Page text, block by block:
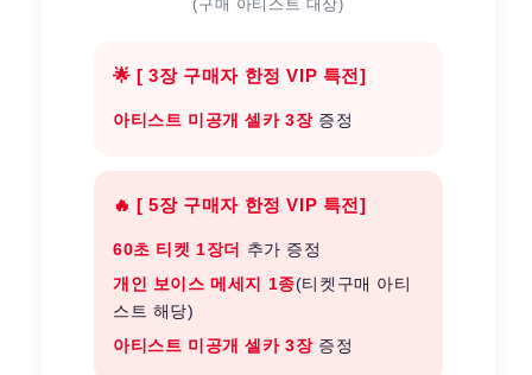
(구매 아티스트 대상)
🌟 [ 3장 구매자 한정 VIP 특전]
아티스트 미공개 셀카 3장증정
🔥 [ 5장 구매자 한정 VIP 특전]
60초 티켓 1장더
추가 증정
개인 보이스 메세지 1종(티켓구매 아티
스트 해당)
아티스트 미공개 셀카 3장증정